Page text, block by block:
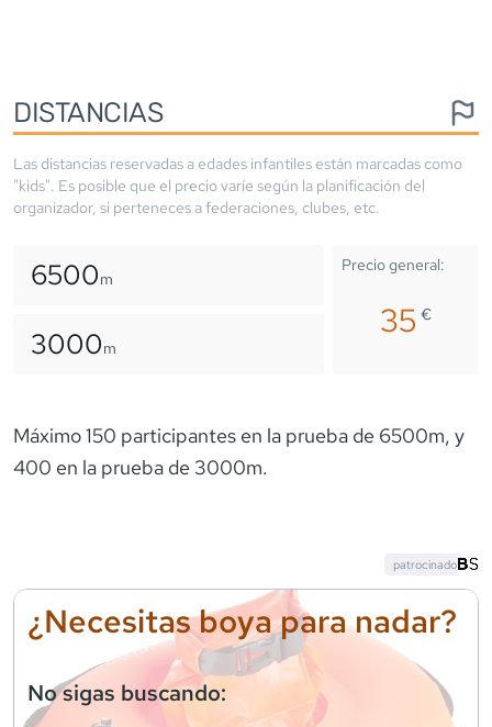
DISTANCIAS
Las distancias reservadas a edades infantiles están marcadas como
"kids". Es posible que el precio varíe según la planificación del
organizador, si perteneces a federaciones, clubes, etc.
6500m
3000m
Precio general:
35€
Máximo 150 participantes en la prueba de 6500m, y
400 en la prueba de 3000m.
¿Necesitas boya para nadar?
No sigas buscando:
patrocinado